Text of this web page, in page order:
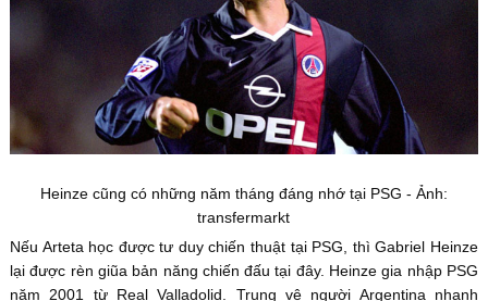
Heinze cũng có những năm tháng đáng nhớ tại PSG - Ảnh:
transfermarkt
Nếu Arteta học được tư duy chiến thuật tại PSG, thì Gabriel Heinze
lại được rèn giũa bản năng chiến đấu tại đây. Heinze gia nhập PSG
năm 2001 từ Real Valladolid. Trung vệ người Argentina nhanh